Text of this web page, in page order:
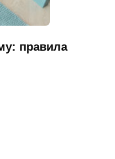
правила